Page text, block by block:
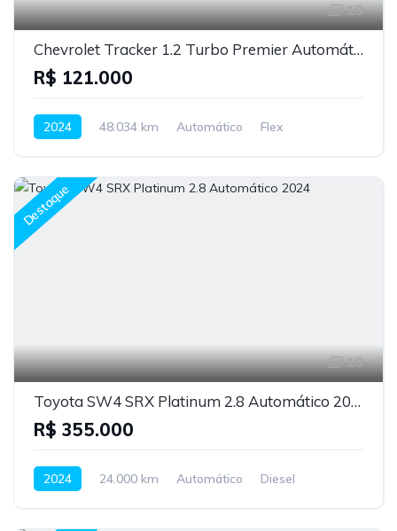
10
Chevrolet Tracker 1.2 Turbo Premier Automático 2024
R$ 121.000
2024 48.034 km Automático Flex
Destaque
10
Toyota SW4 SRX Platinum 2.8 Automático 2024
R$ 355.000
2024 24.000 km Automático Diesel